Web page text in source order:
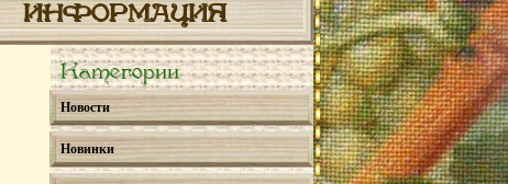
ИНФОРМАЦИЯ
Категории
Новости
Новинки